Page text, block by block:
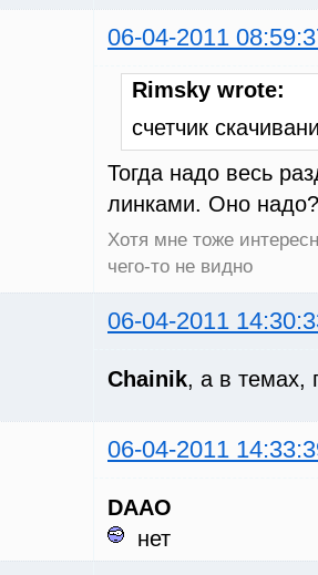
06-04-2011
Rimsky wrote:
счетчик
Тогда надо весь
линками. Оно надо?
Хотя мне тоже
чего-то не видно
06-04-2011
Chainik, а в темах,
06-04-2011
DAAO
нет